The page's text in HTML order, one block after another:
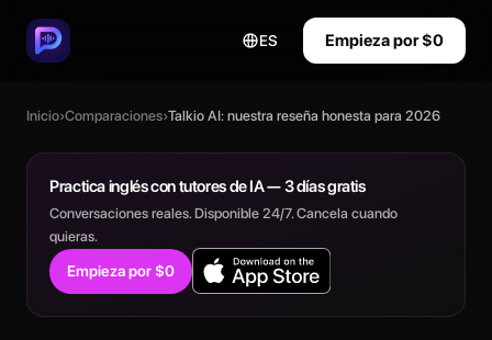
ES Empieza por $0
Inicio›Comparaciones›Talkio AI: nuestra reseña honesta para 2026
Practica inglés con tutores de IA — 3 días gratis
Conversaciones reales. Disponible 24/7. Cancela cuando
quieras.
Empieza por $0